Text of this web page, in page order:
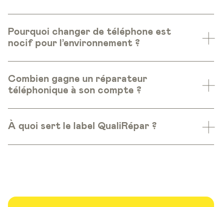
Pourquoi changer de téléphone est
nocif pour l’environnement ?
Combien gagne un réparateur
téléphonique à son compte ?
À quoi sert le label QualiRépar ?